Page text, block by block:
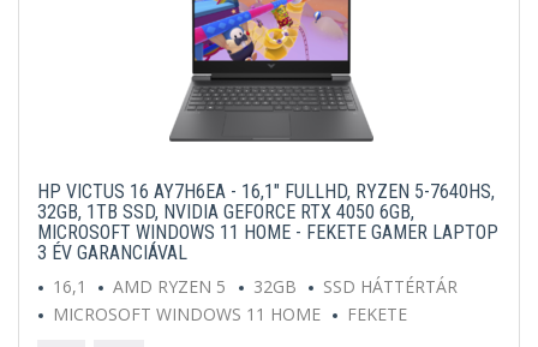
HP VICTUS 16 AY7H6EA - 16,1" FULLHD, RYZEN 5-7640HS,
32GB, 1TB SSD, NVIDIA GEFORCE RTX 4050 6GB,
MICROSOFT WINDOWS 11 HOME - FEKETE GAMER LAPTOP
3 ÉV GARANCIÁVAL
16,1
AMD RYZEN 5 32GB
SSD HÁTTÉRTÁR
MICROSOFT WINDOWS 11 HOME
FEKETE